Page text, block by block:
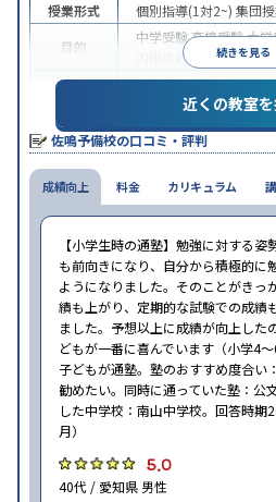
続きを見る
授業形式
個別指導(1対2~) 集団
目的
中学受験高校受験大学
内申点対策
学習習慣の
授業の振替可能学習に
目から受講可能季節講
※2023年10月調査。小学校高学年の集
近くの教室
佐鳴予備校の口コミ・評判
成績向上
【小学生時の通塾】勉強に対する姿
も前向きになり、自分から積極的に
ようになりました。そのことがきっ
績も上がり、定期的な試験での成績
ました。予想以上に成績が向上した
どもが一番に喜んでいます（小学4
子どもが通塾。塾のおすすめ度合い
勧めたい。同時に通っていた塾：公
した中学校：南山中学校。回答時期
月）
5.0
40代 / 愛知県 男性
料金 カリキュラム